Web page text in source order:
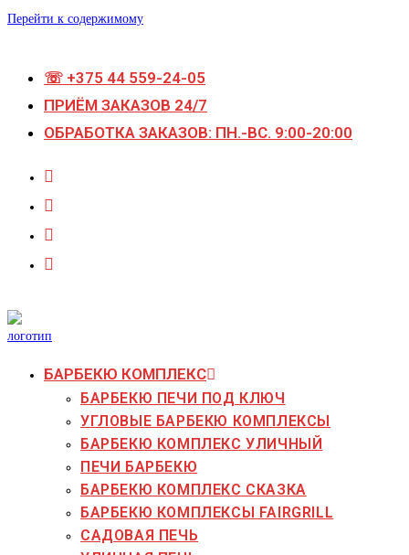
Перейти к содержимому
☏ +375 44 559-24-05
ПРИЁМ ЗАКАЗОВ 24/7
ОБРАБОТКА ЗАКАЗОВ: ПН.-ВС. 9:00-20:00
БАРБЕКЮ КОМПЛЕКС
БАРБЕКЮ ПЕЧИ ПОД КЛЮЧ
УГЛОВЫЕ БАРБЕКЮ КОМПЛЕКСЫ
БАРБЕКЮ КОМПЛЕКС УЛИЧНЫЙ
ПЕЧИ БАРБЕКЮ
БАРБЕКЮ КОМПЛЕКС СКАЗКА
БАРБЕКЮ КОМПЛЕКСЫ FAIRGRILL
САДОВАЯ ПЕЧЬ